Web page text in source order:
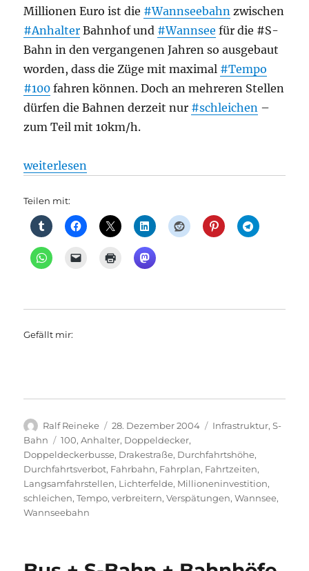
Millionen Euro ist die #Wannseebahn zwischen
#Anhalter Bahnhof und #Wannsee für die #S-
Bahn in den vergangenen Jahren so ausgebaut
worden, dass die Züge mit maximal #Tempo
#100 fahren können. Doch an mehreren Stellen
dürfen die Bahnen derzeit nur #schleichen –
zum Teil mit 10km/h.
„S-Bahn: Streit um Brückensanierung bremst die
weiterlesen
Teilen mit:
Gefällt mir:
Autor
Ralf Reineke
Veröffentlicht
am
28. Dezember 2004 Kategorien
Infrastruktur,S-
Bahn
Schlagwörter
100,Anhalter, Doppeldecker,
Doppeldeckerbusse, Drakestraße, Durchfahrtshöhe,
Durchfahrtsverbot, Fahrbahn, Fahrplan, Fahrtzeiten,
Langsamfahrstellen, Lichterfelde, Millioneninvestition,
schleichen,Tempo,verbreitern,Verspätungen,Wannsee,
Wannseebahn